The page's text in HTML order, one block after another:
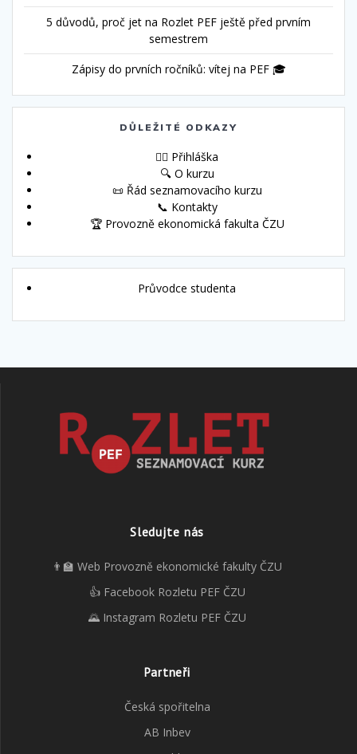
5 důvodů, proč jet na Rozlet PEF ještě před prvním
semestrem
Zápisy do prvních ročníků: vítej na PEF 🎓
DŮLEŽITÉ ODKAZY
🙋‍♀️ Přihláška
🔍 O kurzu
📜 Řád seznamovacího kurzu
📞 Kontakty
🏆 Provozně ekonomická fakulta ČZU
Průvodce studenta
Sledujte nás
👨‍🏫 Web Provozně ekonomické fakulty ČZU
👍 Facebook Rozletu PEF ČZU
🌄 Instagram Rozletu PEF ČZU
Partneři
Česká spořitelna
AB Inbev